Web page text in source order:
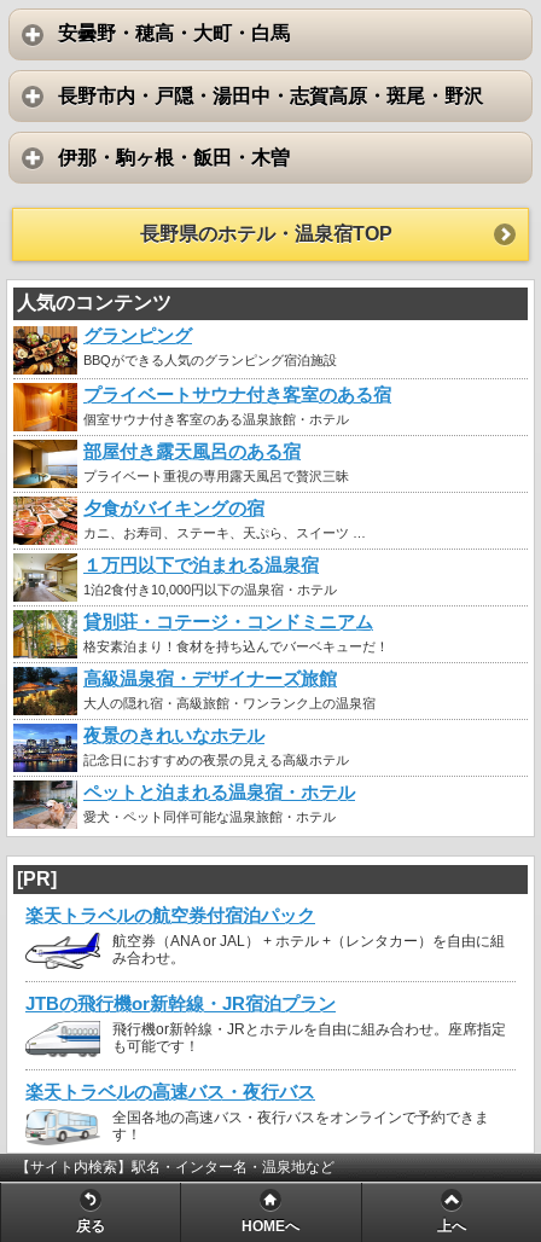
安曇野・穂高・大町・白馬
長野市内・戸隠・湯田中・志賀高原・斑尾・野沢
伊那・駒ヶ根・飯田・木曽
長野県のホテル・温泉宿TOP
人気のコンテンツ
グランピング
BBQができる人気のグランピング宿泊施設
プライベートサウナ付き客室のある宿
個室サウナ付き客室のある温泉旅館・ホテル
部屋付き露天風呂のある宿
プライベート重視の専用露天風呂で贅沢三昧
夕食がバイキングの宿
カニ、お寿司、ステーキ、天ぷら、スイーツ …
１万円以下で泊まれる温泉宿
1泊2食付き10,000円以下の温泉宿・ホテル
貸別荘・コテージ・コンドミニアム
格安素泊まり！食材を持ち込んでバーベキューだ！
高級温泉宿・デザイナーズ旅館
大人の隠れ宿・高級旅館・ワンランク上の温泉宿
夜景のきれいなホテル
記念日におすすめの夜景の見える高級ホテル
ペットと泊まれる温泉宿・ホテル
愛犬・ペット同伴可能な温泉旅館・ホテル
[PR]
楽天トラベルの航空券付宿泊パック
航空券（ANA or JAL） + ホテル +（レンタカー）を自由に組
み合わせ。
JTBの飛行機or新幹線・JR宿泊プラン
飛行機or新幹線・JRとホテルを自由に組み合わせ。座席指定
も可能です！
楽天トラベルの高速バス・夜行バス
全国各地の高速バス・夜行バスをオンラインで予約できま
す！
【サイト内検索】駅名・インター名・温泉地など
戻る HOMEへ 上へ